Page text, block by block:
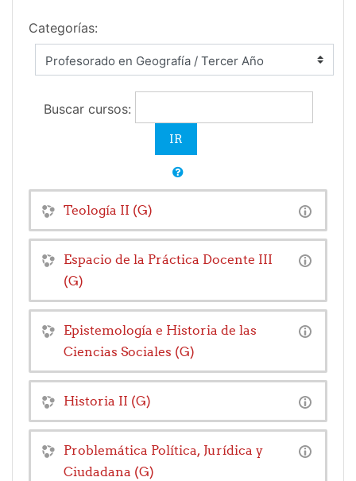
Categorías:
Buscar cursos:
Teología II (G)
Espacio de la Práctica Docente III
(G)
Epistemología e Historia de las
Ciencias Sociales (G)
Historia II (G)
Problemática Política, Jurídica y
Ciudadana (G)